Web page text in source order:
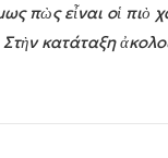
πὼς εἶναι οἱ πιὸ
κατάταξη